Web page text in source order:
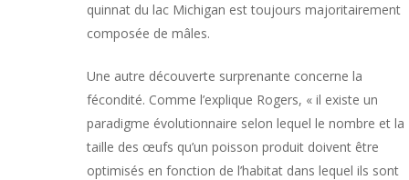
quinnat du lac Michigan est toujours majoritairement
composée de mâles.
Une autre découverte surprenante concerne la
fécondité. Comme l’explique Rogers, « il existe un
paradigme évolutionnaire selon lequel le nombre et la
taille des œufs qu’un poisson produit doivent être
optimisés en fonction de l’habitat dans lequel ils sont